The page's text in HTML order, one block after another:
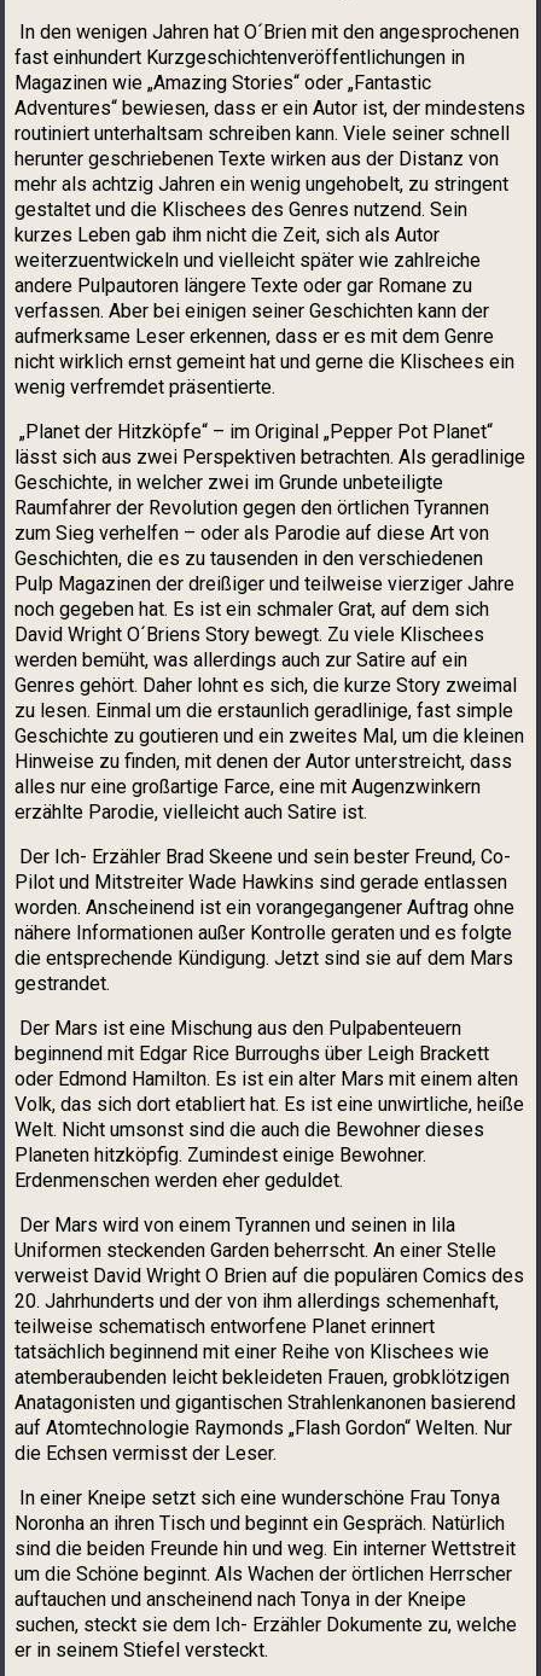
In den wenigen Jahren hat O´Brien mit den angesprochenen
fast einhundert Kurzgeschichtenveröffentlichungen in
Magazinen wie „Amazing Stories“ oder „Fantastic
Adventures“ bewiesen, dass er ein Autor ist, der mindestens
routiniert unterhaltsam schreiben kann. Viele seiner schnell
herunter geschriebenen Texte wirken aus der Distanz von
mehr als achtzig Jahren ein wenig ungehobelt, zu stringent
gestaltet und die Klischees des Genres nutzend. Sein
kurzes Leben gab ihm nicht die Zeit, sich als Autor
weiterzuentwickeln und vielleicht später wie zahlreiche
andere Pulpautoren längere Texte oder gar Romane zu
verfassen. Aber bei einigen seiner Geschichten kann der
aufmerksame Leser erkennen, dass er es mit dem Genre
nicht wirklich ernst gemeint hat und gerne die Klischees ein
wenig verfremdet präsentierte.
„Planet der Hitzköpfe“ – im Original „Pepper Pot Planet“
lässt sich aus zwei Perspektiven betrachten. Als geradlinige
Geschichte, in welcher zwei im Grunde unbeteiligte
Raumfahrer der Revolution gegen den örtlichen Tyrannen
zum Sieg verhelfen – oder als Parodie auf diese Art von
Geschichten, die es zu tausenden in den verschiedenen
Pulp Magazinen der dreißiger und teilweise vierziger Jahre
noch gegeben hat. Es ist ein schmaler Grat, auf dem sich
David Wright O´Briens Story bewegt. Zu viele Klischees
werden bemüht, was allerdings auch zur Satire auf ein
Genres gehört. Daher lohnt es sich, die kurze Story zweimal
zu lesen. Einmal um die erstaunlich geradlinige, fast simple
Geschichte zu goutieren und ein zweites Mal, um die kleinen
Hinweise zu finden, mit denen der Autor unterstreicht, dass
alles nur eine großartige Farce, eine mit Augenzwinkern
erzählte Parodie, vielleicht auch Satire ist.
Der Ich- Erzähler Brad Skeene und sein bester Freund, Co-
Pilot und Mitstreiter Wade Hawkins sind gerade entlassen
worden. Anscheinend ist ein vorangegangener Auftrag ohne
nähere Informationen außer Kontrolle geraten und es folgte
die entsprechende Kündigung. Jetzt sind sie auf dem Mars
gestrandet.
Der Mars ist eine Mischung aus den Pulpabenteuern
beginnend mit Edgar Rice Burroughs über Leigh Brackett
oder Edmond Hamilton. Es ist ein alter Mars mit einem alten
Volk, das sich dort etabliert hat. Es ist eine unwirtliche, heiße
Welt. Nicht umsonst sind die auch die Bewohner dieses
Planeten hitzköpfig. Zumindest einige Bewohner.
Erdenmenschen werden eher geduldet.
Der Mars wird von einem Tyrannen und seinen in lila
Uniformen steckenden Garden beherrscht. An einer Stelle
verweist David Wright O Brien auf die populären Comics des
20. Jahrhunderts und der von ihm allerdings schemenhaft,
teilweise schematisch entworfene Planet erinnert
tatsächlich beginnend mit einer Reihe von Klischees wie
atemberaubenden leicht bekleideten Frauen, grobklötzigen
Anatagonisten und gigantischen Strahlenkanonen basierend
auf Atomtechnologie Raymonds „Flash Gordon“ Welten. Nur
die Echsen vermisst der Leser.
In einer Kneipe setzt sich eine wunderschöne Frau Tonya
Noronha an ihren Tisch und beginnt ein Gespräch. Natürlich
sind die beiden Freunde hin und weg. Ein interner Wettstreit
um die Schöne beginnt. Als Wachen der örtlichen Herrscher
auftauchen und anscheinend nach Tonya in der Kneipe
suchen, steckt sie dem Ich- Erzähler Dokumente zu, welche
er in seinem Stiefel versteckt.